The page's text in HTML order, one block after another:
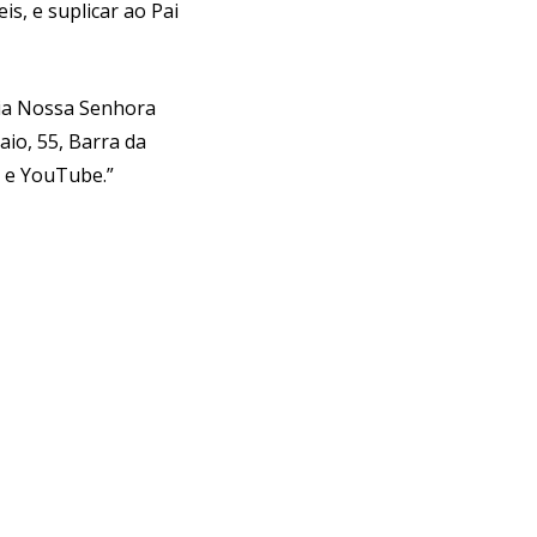
e suplicar ao Pai
Nossa Senhora
55, Barra da
YouTube.”